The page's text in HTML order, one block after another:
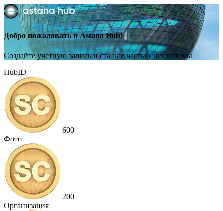
Добро пожаловать в Astana Hub!
Создайте учетную запись и станьте частью экосистемы
HubID
600
Фото
200
Организация